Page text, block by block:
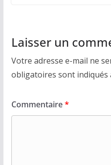
Laisser un
Votre adresse e-mail ne
obligatoires sont indiqués
Commentaire*